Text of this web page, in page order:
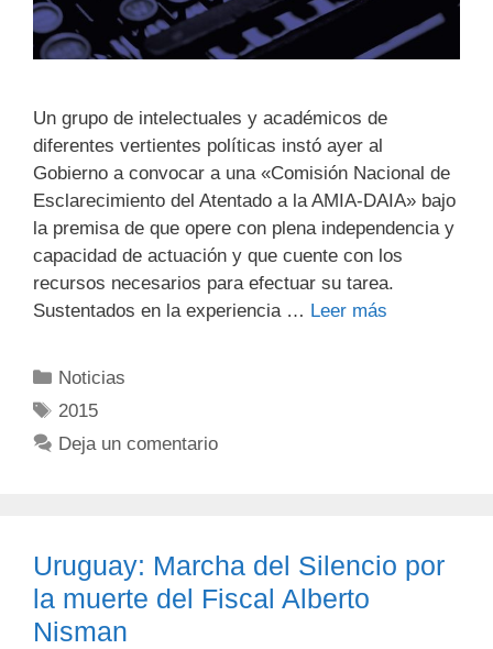
Un grupo de intelectuales y académicos de
diferentes vertientes políticas instó ayer al
Gobierno a convocar a una «Comisión Nacional de
Esclarecimiento del Atentado a la AMIA-DAIA» bajo
la premisa de que opere con plena independencia y
capacidad de actuación y que cuente con los
recursos necesarios para efectuar su tarea.
Sustentados en la experiencia … Leer más
Noticias
2015
Deja un comentario
Uruguay: Marcha del Silencio por
la muerte del Fiscal Alberto
Nisman